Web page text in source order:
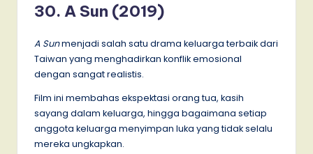
30. A Sun (2019)
A Sunmenjadi salah satu drama keluarga terbaik dari
Taiwan yang menghadirkan konflik emosional
dengan sangat realistis.
Film ini membahas ekspektasi orang tua, kasih
sayang dalam keluarga, hingga bagaimana setiap
anggota keluarga menyimpan luka yang tidak selalu
mereka ungkapkan.